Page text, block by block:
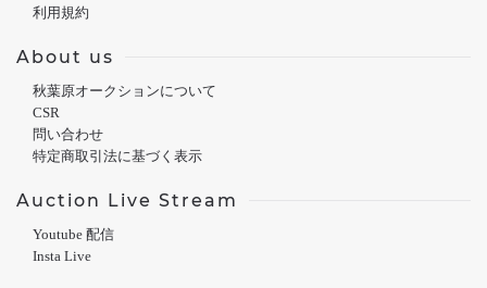
利用規約
About us
秋葉原オークションについて
CSR
問い合わせ
特定商取引法に基づく表示
Auction Live Stream
Youtube 配信
Insta Live